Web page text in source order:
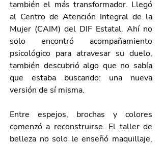
también el más transformador. Llegó
al Centro de Atención Integral de la
Mujer (CAIM) del DIF Estatal. Ahí no
solo encontró acompañamiento
psicológico para atravesar su duelo,
también descubrió algo que no sabía
que estaba buscando: una nueva
versión de sí misma.
Entre espejos, brochas y colores
comenzó a reconstruirse. El taller de
belleza no solo le enseñó maquillaje,